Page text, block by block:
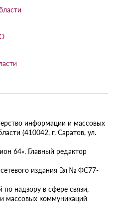
информации и массовых
(410042, г. Саратов, ул.
64». Главный редактор
издания Эл № ФС77-
надзору в сфере связи,
массовых коммуникаций